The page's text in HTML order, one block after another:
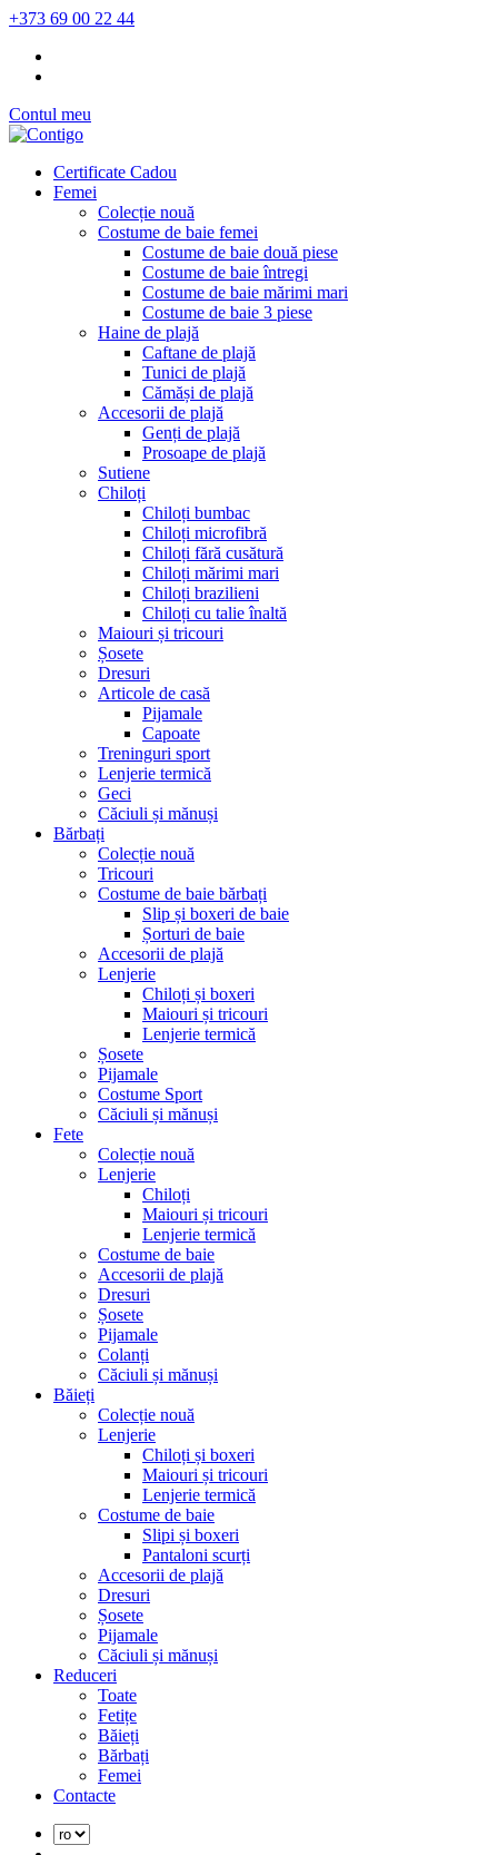
+373 69 00 22 44
Contul meu
Certificate Cadou
Femei
Colecție nouă
Costume de baie femei
Costume de baie două piese
Costume de baie întregi
Costume de baie mărimi mari
Costume de baie 3 piese
Haine de plajă
Caftane de plajă
Tunici de plajă
Cămăși de plajă
Accesorii de plajă
Genți de plajă
Prosoape de plajă
Sutiene
Chiloți
Chiloți bumbac
Chiloți microfibră
Chiloți fără cusătură
Chiloți mărimi mari
Chiloți brazilieni
Chiloți cu talie înaltă
Maiouri și tricouri
Șosete
Dresuri
Articole de casă
Pijamale
Capoate
Treninguri sport
Lenjerie termică
Geci
Căciuli și mănuși
Bărbați
Colecție nouă
Tricouri
Costume de baie bărbați
Slip și boxeri de baie
Șorturi de baie
Accesorii de plajă
Lenjerie
Chiloți și boxeri
Maiouri și tricouri
Lenjerie termică
Șosete
Pijamale
Costume Sport
Căciuli și mănuși
Fete
Colecție nouă
Lenjerie
Chiloți
Maiouri și tricouri
Lenjerie termică
Costume de baie
Accesorii de plajă
Dresuri
Șosete
Pijamale
Colanți
Căciuli și mănuși
Băieți
Colecție nouă
Lenjerie
Chiloți și boxeri
Maiouri și tricouri
Lenjerie termică
Costume de baie
Slipi și boxeri
Pantaloni scurți
Accesorii de plajă
Dresuri
Șosete
Pijamale
Căciuli și mănuși
Reduceri
Toate
Fetițe
Băieți
Bărbați
Femei
Contacte